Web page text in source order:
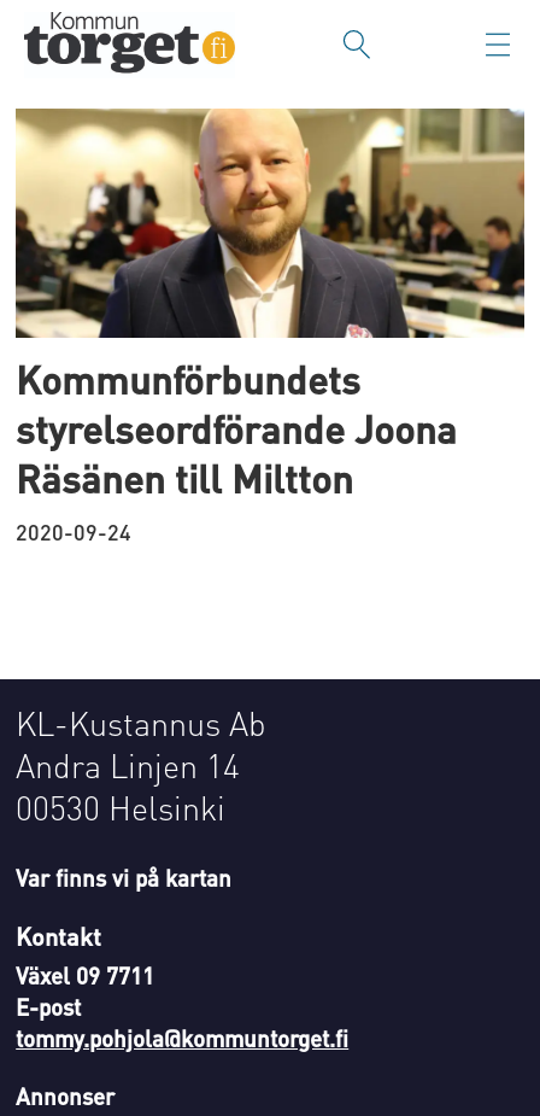
Tag:
konsulter
Kommunförbundets
styrelseordförande Joona
Räsänen till Miltton
2020-09-24
KL-Kustannus Ab
Andra Linjen 14
00530 Helsinki
Var finns vi på kartan
Kontakt
Växel 09 7711
E-post
tommy.pohjola@kommuntorget.fi
Annonser